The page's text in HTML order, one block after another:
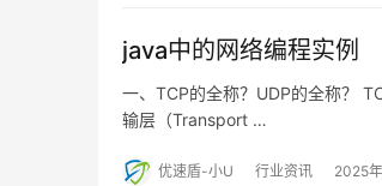
java中的网络编程实例
一、TCP的全称？UDP的全称？
输层（Transport …
优速盾-小U 行业资讯 2025